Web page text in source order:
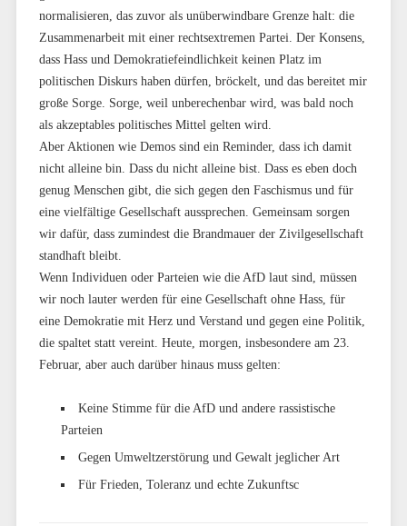
normalisieren, das zuvor als unüberwindbare Grenze halt: die
Zusammenarbeit mit einer rechtsextremen Partei. Der Konsens,
dass Hass und Demokratiefeindlichkeit keinen Platz im
politischen Diskurs haben dürfen, bröckelt, und das bereitet mir
große Sorge. Sorge, weil unberechenbar wird, was bald noch
als akzeptables politisches Mittel gelten wird.
Aber Aktionen wie Demos sind ein Reminder, dass ich damit
nicht alleine bin. Dass du nicht alleine bist. Dass es eben doch
genug Menschen gibt, die sich gegen den Faschismus und für
eine vielfältige Gesellschaft aussprechen. Gemeinsam sorgen
wir dafür, dass zumindest die Brandmauer der Zivilgesellschaft
standhaft bleibt.
Wenn Individuen oder Parteien wie die AfD laut sind, müssen
wir noch lauter werden für eine Gesellschaft ohne Hass, für
eine Demokratie mit Herz und Verstand und gegen eine Politik,
die spaltet statt vereint. Heute, morgen, insbesondere am 23.
Februar, aber auch darüber hinaus muss gelten:
Keine Stimme für die AfD und andere rassistische
Parteien
Gegen Umweltzerstörung und Gewalt jeglicher Art
Für Frieden, Toleranz und echte Zukunftsc